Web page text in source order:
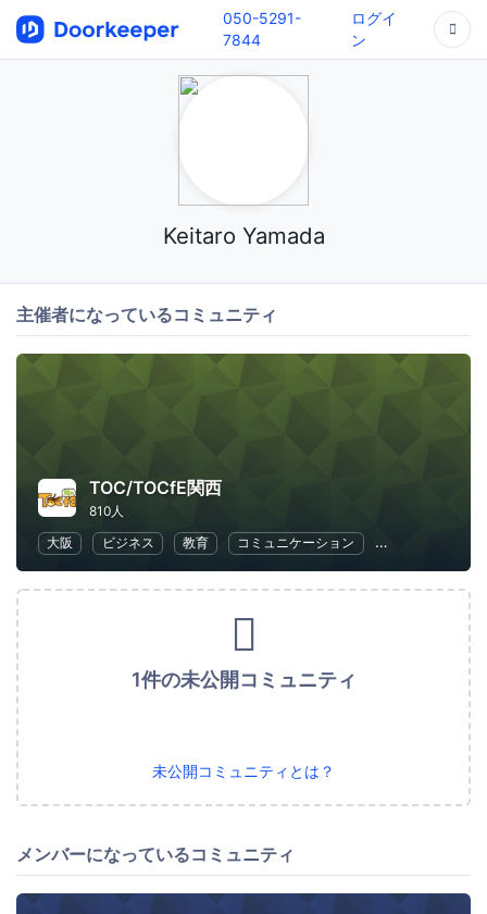
050-5291-
7844
ログイ
ン
Keitaro Yamada
主催者になっているコミュニティ
TOC/TOCfE関西
810人
大阪
ビジネス 教育 コミュニケーション ビジネス戦略
1件の未公開コミュニティ
未公開コミュニティとは？
メンバーになっているコミュニティ